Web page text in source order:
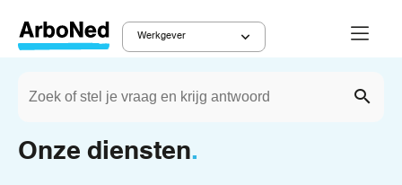
gaan
Main
navigation
Werkgever
Kruimelpad
Werkgever
Onze diensten